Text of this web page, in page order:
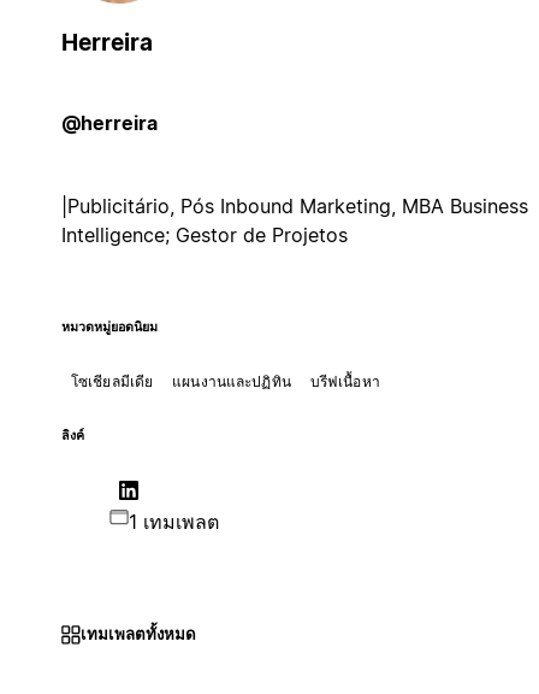
Herreira
@herreira
|Publicitário, Pós Inbound Marketing, MBA Business
Intelligence; Gestor de Projetos
หมวดหมู่ยอดนิยม
โซเชียลมีเดีย แผนงานและปฏิทิน บรีฟเนื้อหา
ลิงค์
1 เทมเพลต
เทมเพลตทั้งหมด